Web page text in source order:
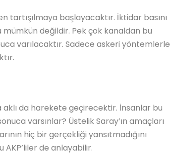
tartışılmaya başlayacaktır. İktidar basını
mümkün değildir. Pek çok kanaldan bu
varılacaktır. Sadece askeri yöntemlerle
aklı da harekete geçirecektir. İnsanlar bu
varsınlar? Üstelik Saray’ın amaçları
hiç bir gerçekliği yansıtmadığını
de anlayabilir.